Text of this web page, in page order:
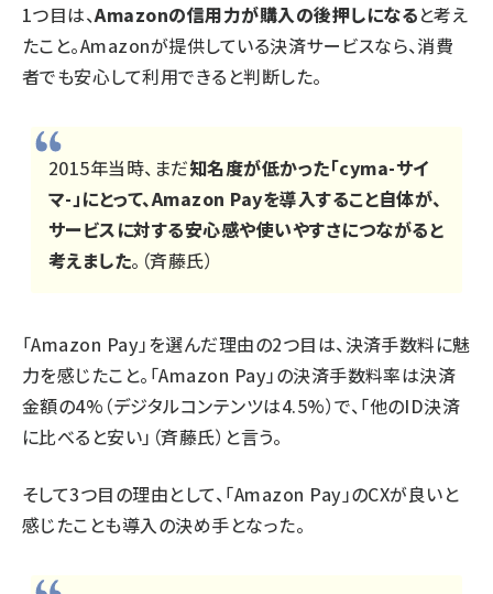
1つ目は、Amazonの信用力が購入の後押しになると考え
たこと。Amazonが提供している決済サービスなら、消費
者でも安心して利用できると判断した。
2015年当時、まだ知名度が低かった「cyma-サイ
マ-」にとって、Amazon Payを導入すること自体が、
サービスに対する安心感や使いやすさにつながると
考えました。（斉藤氏）
「Amazon Pay」を選んだ理由の2つ目は、決済手数料に魅
力を感じたこと。「Amazon Pay」の決済手数料率は決済
金額の4%（デジタルコンテンツは4.5%）で、「他のID決済
に比べると安い」（斉藤氏）と言う。
そして3つ目の理由として、「Amazon Pay」のCXが良いと
感じたことも導入の決め手となった。